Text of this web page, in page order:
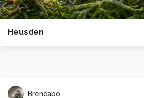
Heusden
Brendabo